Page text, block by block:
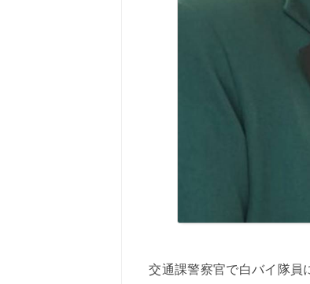
交通課警察官で白バイ隊員